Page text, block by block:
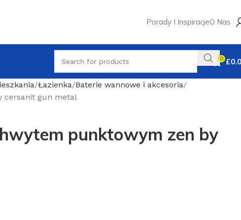
Porady I InspiracjeO Nas
0 £
Łazienka Baterie wannowe i akcesoria
cersanit gun metal
punktowym zen by